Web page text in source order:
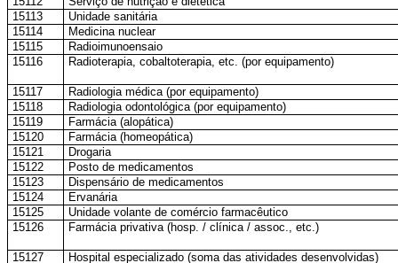
15113
Unidade sanitária
15114
Medicina nuclear
15115
Radioimunoensaio
15116
Radioterapia, cobaltoterapia, etc. (por equipamento)
15117
Radiologia médica (por equipamento)
15118
Radiologia odontológica (por equipamento)
15119
Farmácia (alopática)
15120
Farmácia (homeopática)
15121
Drogaria
15122
Posto de medicamentos
15123
Dispensário de medicamentos
15124
Ervanária
15125
Unidade volante de comércio farmacêutico
15126
Farmácia privativa (hosp. / clínica / assoc., etc.)
15127 Hospital especializado (soma das atividades desenvolvidas)